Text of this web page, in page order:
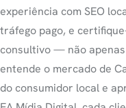
experiência com SEO
tráfego pago, e
consultivo — não
entende o mercado de
do consumidor local e